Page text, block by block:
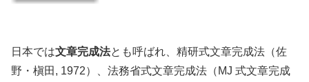
日本では文章完成法とも呼ばれ、精研式文章完成法（佐
野・槇田, 1972）、法務省式文章完成法（MJ 式文章完成